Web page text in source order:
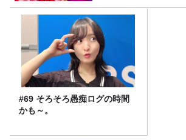
#69 そろそろ愚痴ログの時間
かも～。